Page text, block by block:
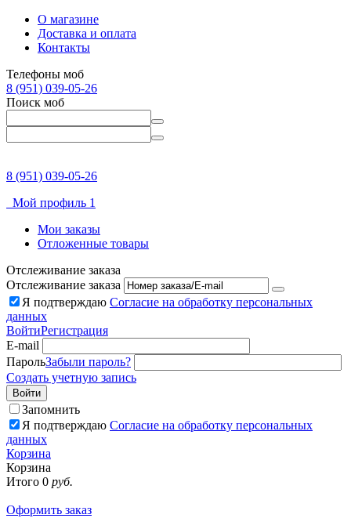
О магазине
Доставка и оплата
Контакты
Телефоны моб
8 (951) 039-05-26
Поиск моб
8 (951) 039-05-26
Мой профиль 1
Мои заказы
Отложенные товары
Отслеживание заказа
Отслеживание заказа
Я подтверждаю Согласие на обработку персональных
данных
ВойтиРегистрация
E-mail
ПарольЗабыли пароль?
Создать учетную запись
Войти
Запомнить
Я подтверждаю Согласие на обработку персональных
данных
Корзина
Корзина
Итого 0 руб.
Оформить заказ